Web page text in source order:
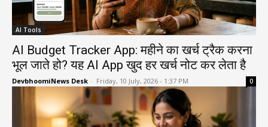
AI Tools
AI Budget Tracker App: महीने का खर्च ट्रैक करना
भूल जाते हो? यह AI App खुद हर खर्च नोट कर लेता है
DevbhoomiNews Desk - Friday, 10 July, 2026 - 1:37 PM 0